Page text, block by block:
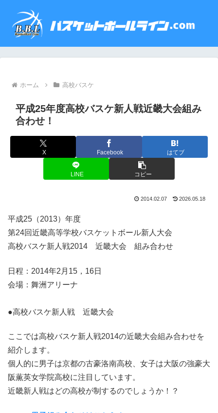
ホーム 高校バスケ
平成25年度高校バスケ新人戦近畿大会組み
合わせ！
X Facebook はてブ
LINE コピー
2014.02.07 2026.05.18
平成25（2013）年度
第24回近畿高等学校バスケットボール新人大会
高校バスケ新人戦2014 近畿大会 組み合わせ
日程：2014年2月15，16日
会場：舞洲アリーナ
●高校バスケ新人戦 近畿大会
ここでは高校バスケ新人戦2014の近畿大会組み合わせを
紹介します。
個人的に男子は京都の古豪洛南高校、女子は大阪の強豪大
阪薫英女学院高校に注目しています。
近畿新人戦はどの高校が制するのでしょうか！？